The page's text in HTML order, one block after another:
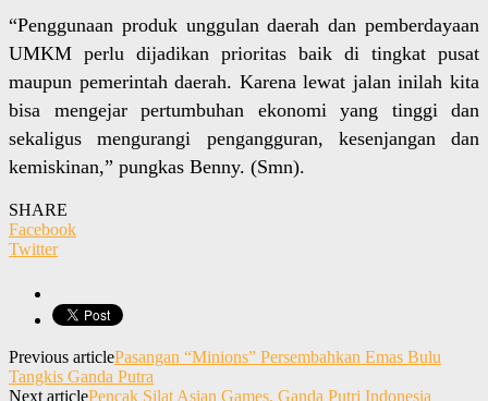
“Penggunaan produk unggulan daerah dan pemberdayaan
UMKM perlu dijadikan prioritas baik di tingkat pusat
maupun pemerintah daerah. Karena lewat jalan inilah kita
bisa mengejar pertumbuhan ekonomi yang tinggi dan
sekaligus mengurangi pengangguran, kesenjangan dan
kemiskinan,” pungkas Benny. (Smn).
SHARE
Facebook
Twitter
Previous articlePasangan “Minions” Persembahkan Emas Bulu
Tangkis Ganda Putra
Next articlePencak Silat Asian Games, Ganda Putri Indonesia